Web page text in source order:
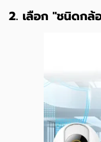
2. เลือก "ชนิดกล้